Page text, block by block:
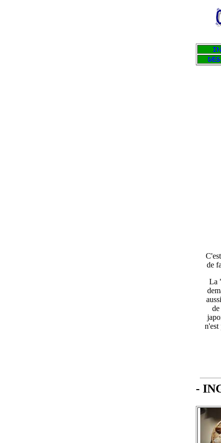
de
La
n'est
-